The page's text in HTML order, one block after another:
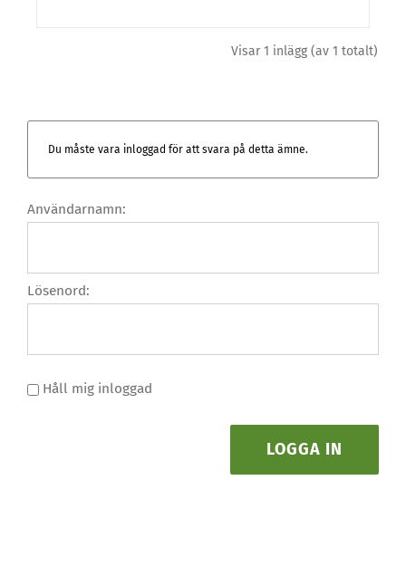
Visar 1 inlägg (av 1 totalt)
Du måste vara inloggad för att svara på detta ämne.
Användarnamn:
Lösenord:
Håll mig inloggad
LOGGA IN